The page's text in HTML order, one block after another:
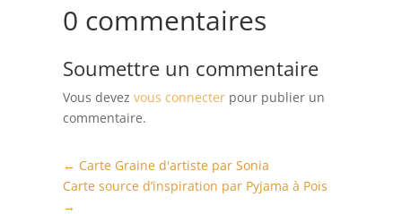
0 commentaires
Soumettre un commentaire
Vous devez vous connecterpour publier un
commentaire.
← Carte Graine d'artiste par Sonia
Carte source d’inspiration par Pyjama à Pois
→